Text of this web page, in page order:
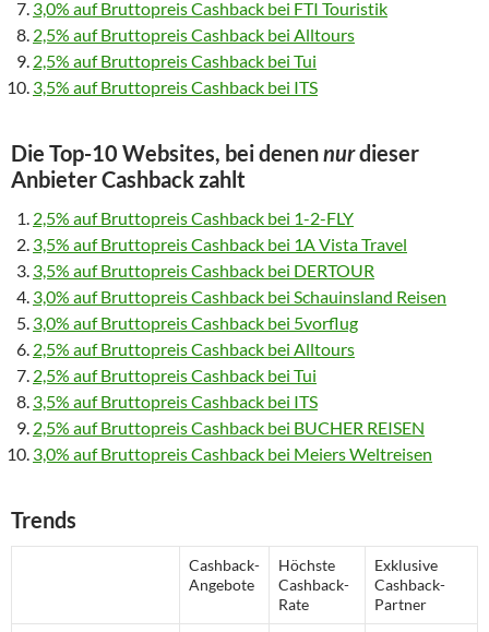
3,0% auf Bruttopreis Cashback bei FTI Touristik
2,5% auf Bruttopreis Cashback bei Alltours
2,5% auf Bruttopreis Cashback bei Tui
3,5% auf Bruttopreis Cashback bei ITS
Die Top-10 Websites, bei denennurdieser
Anbieter Cashback zahlt
2,5% auf Bruttopreis Cashback bei 1-2-FLY
3,5% auf Bruttopreis Cashback bei 1A Vista Travel
3,5% auf Bruttopreis Cashback bei DERTOUR
3,0% auf Bruttopreis Cashback bei Schauinsland Reisen
3,0% auf Bruttopreis Cashback bei 5vorflug
2,5% auf Bruttopreis Cashback bei Alltours
2,5% auf Bruttopreis Cashback bei Tui
3,5% auf Bruttopreis Cashback bei ITS
2,5% auf Bruttopreis Cashback bei BUCHER REISEN
3,0% auf Bruttopreis Cashback bei Meiers Weltreisen
Trends
Cashback-
Angebote
Höchste
Cashback-
Rate
Exklusive
Cashback-
Partner